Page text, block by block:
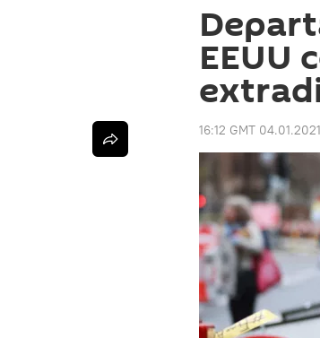
EEUU
16:12 GMT 04.01.2021